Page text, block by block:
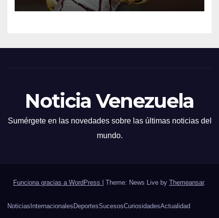
Noticia Venezuela
Sumérgete en las novedades sobre las últimas noticias del
mundo.
Funciona gracias a WordPress Theme: News Live by Themeansar.
Noticias Internacionales DeportesSucesosCuriosidadesActualidad